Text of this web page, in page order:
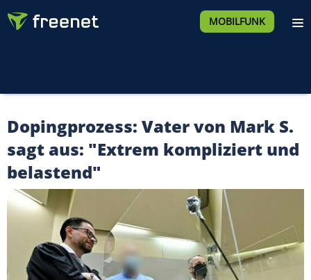
MOBILFUNK
Dopingprozess: Vater von Mark S.
sagt aus: "Extrem kompliziert und
belastend"